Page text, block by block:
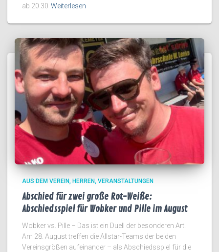
ab 20.30 Weiterlesen
AUS DEM VEREIN HERREN VERANSTALTUNGEN
Abschied für zwei große Rot-Weiße:
Abschiedsspiel für Wobker und Pille im August
Wobker vs. Pille – Das ist ein Duell der besonderen Art.
Am 28. August treffen die Allstar-Teams der beiden
Vereinsgrößen aufeinander – als Abschiedsspiel für die